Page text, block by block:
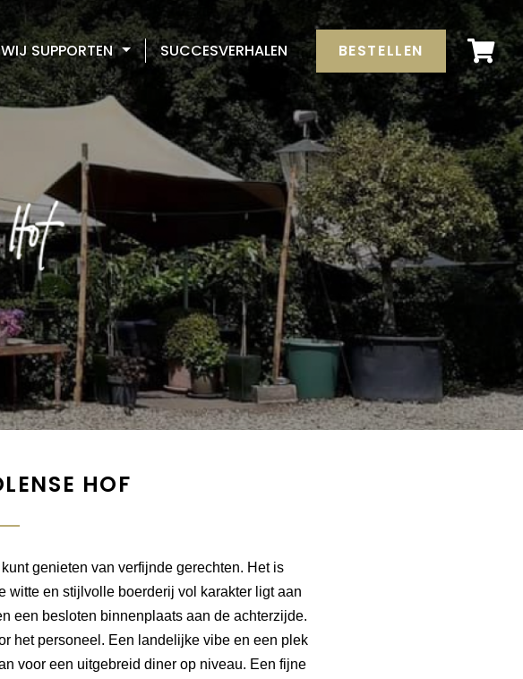
WIJ SUPPORTEN SUCCESVERHALEN BESTELLEN
HOF
genieten van verfijnde gerechten. Het is
witte en stijlvolle boerderij vol karakter ligt aan
een besloten binnenplaats aan de achterzijde.
het personeel. Een landelijke vibe en een plek
voor een uitgebreid diner op niveau. Een fijne